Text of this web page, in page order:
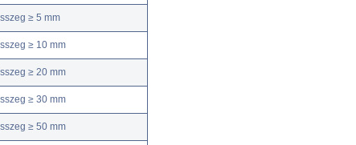
≥ 5 mm
≥ 10 mm
≥ 20 mm
≥ 30 mm
≥ 50 mm